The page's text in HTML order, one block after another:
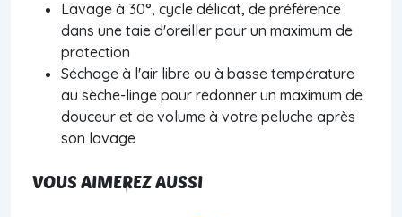
Lavage à 30°, cycle délicat, de préférence
dans une taie d'oreiller pour un maximum de
protection
Séchage à l'air libre ou à basse température
au sèche-linge pour redonner un maximum de
douceur et de volume à votre peluche après
son lavage
VOUS AIMEREZ AUSSI